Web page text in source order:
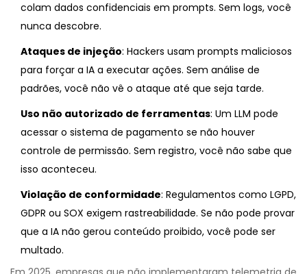
colam dados confidenciais em prompts. Sem logs, você
nunca descobre.
Ataques de injeção: Hackers usam prompts maliciosos
para forçar a IA a executar ações. Sem análise de
padrões, você não vê o ataque até que seja tarde.
Uso não autorizado de ferramentas: Um LLM pode
acessar o sistema de pagamento se não houver
controle de permissão. Sem registro, você não sabe que
isso aconteceu.
Violação de conformidade: Regulamentos como LGPD,
GDPR ou SOX exigem rastreabilidade. Se não pode provar
que a IA não gerou conteúdo proibido, você pode ser
multado.